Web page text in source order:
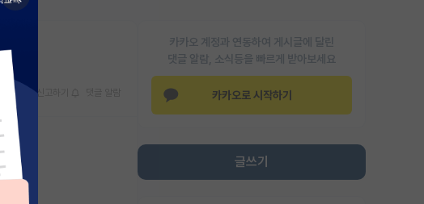
카카오 계정과 연동하여 게시글에 달린
댓글 알람, 소식등을 빠르게 받아보세요
카카오로 시작하기
글쓰기
스크랩 신고하기